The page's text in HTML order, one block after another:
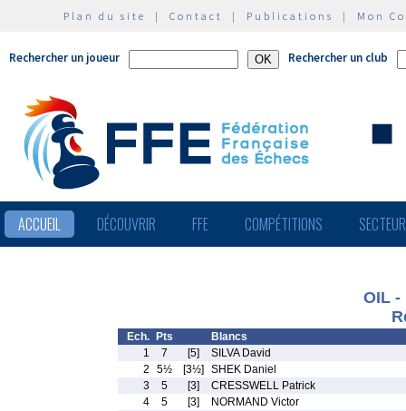
Plan du site | Contact | Publications | Mon
Rechercher un joueur Rechercher un club
ACCUEIL DÉCOUVRIR FFE COMPÉTITIONS
OIL -
Ech. Pts
Blancs
1
7 [5]
SILVA David
2
5½ [3½]
SHEK Daniel
3
5 [3]
CRESSWELL Patrick
4
5 [3]
NORMAND Victor